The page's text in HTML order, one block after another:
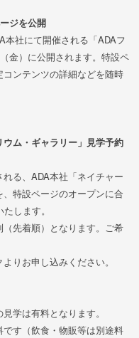
ジを公開
本社にて開催される「ADAフ
金）に公開されます。特設ペ
ンテンツの詳細などを随時
ム・ギャラリー」見学予約
れる、ADA本社「ネイチャー
特設ページのオープンに合
します。
先着順）となります。ご希
りお申し込みください。
学は有料となります。
です（飲食・物販等は別途料